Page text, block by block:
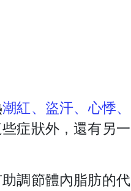
潮紅、盜汗、心悸、
症狀外，還有另一
調節體內脂肪的代